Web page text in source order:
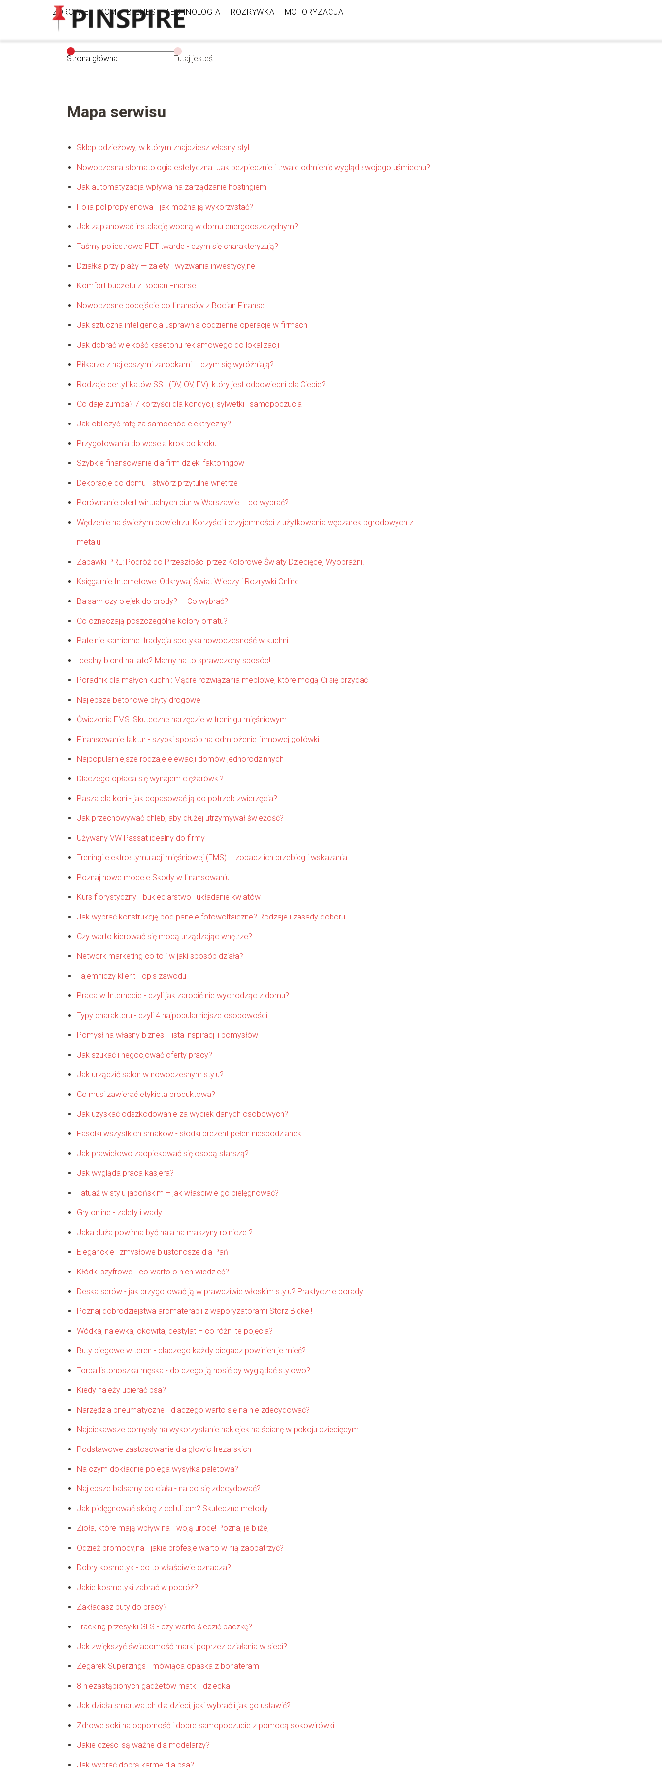
ZDROWIE DOM BIZNES TECHNOLOGIA ROZRYWKA MOTORYZACJA
Strona główna Tutaj jesteś
Mapa serwisu
Sklep odzieżowy, w którym znajdziesz własny styl
Nowoczesna stomatologia estetyczna. Jak bezpiecznie i trwale odmienić wygląd swojego uśmiechu?
Jak automatyzacja wpływa na zarządzanie hostingiem
Folia polipropylenowa - jak można ją wykorzystać?
Jak zaplanować instalację wodną w domu energooszczędnym?
Taśmy poliestrowe PET twarde - czym się charakteryzują?
Działka przy plaży — zalety i wyzwania inwestycyjne
Komfort budżetu z Bocian Finanse
Nowoczesne podejście do finansów z Bocian Finanse
Jak sztuczna inteligencja usprawnia codzienne operacje w firmach
Jak dobrać wielkość kasetonu reklamowego do lokalizacji
Piłkarze z najlepszymi zarobkami – czym się wyróżniają?
Rodzaje certyfikatów SSL (DV, OV, EV): który jest odpowiedni dla Ciebie?
Co daje zumba? 7 korzyści dla kondycji, sylwetki i samopoczucia
Jak obliczyć ratę za samochód elektryczny?
Przygotowania do wesela krok po kroku
Szybkie finansowanie dla firm dzięki faktoringowi
Dekoracje do domu - stwórz przytulne wnętrze
Porównanie ofert wirtualnych biur w Warszawie – co wybrać?
Wędzenie na świeżym powietrzu: Korzyści i przyjemności z użytkowania wędzarek ogrodowych z
metalu
Zabawki PRL: Podróż do Przeszłości przez Kolorowe Światy Dziecięcej Wyobraźni.
Księgarnie Internetowe: Odkrywaj Świat Wiedzy i Rozrywki Online
Balsam czy olejek do brody? — Co wybrać?
Co oznaczają poszczególne kolory ornatu?
Patelnie kamienne: tradycja spotyka nowoczesność w kuchni
Idealny blond na lato? Mamy na to sprawdzony sposób!
Poradnik dla małych kuchni: Mądre rozwiązania meblowe, które mogą Ci się przydać
Najlepsze betonowe płyty drogowe
Ćwiczenia EMS: Skuteczne narzędzie w treningu mięśniowym
Finansowanie faktur - szybki sposób na odmrożenie firmowej gotówki
Najpopularniejsze rodzaje elewacji domów jednorodzinnych
Dlaczego opłaca się wynajem ciężarówki?
Pasza dla koni - jak dopasować ją do potrzeb zwierzęcia?
Jak przechowywać chleb, aby dłużej utrzymywał świeżość?
Używany VW Passat idealny do firmy
Treningi elektrostymulacji mięśniowej (EMS) – zobacz ich przebieg i wskazania!
Poznaj nowe modele Skody w finansowaniu
Kurs florystyczny - bukieciarstwo i układanie kwiatów
Jak wybrać konstrukcję pod panele fotowoltaiczne? Rodzaje i zasady doboru
Czy warto kierować się modą urządzając wnętrze?
Network marketing co to i w jaki sposób działa?
Tajemniczy klient - opis zawodu
Praca w Internecie - czyli jak zarobić nie wychodząc z domu?
Typy charakteru - czyli 4 najpopularniejsze osobowości
Pomysł na własny biznes - lista inspiracji i pomysłów
Jak szukać i negocjować oferty pracy?
Jak urządzić salon w nowoczesnym stylu?
Co musi zawierać etykieta produktowa?
Jak uzyskać odszkodowanie za wyciek danych osobowych?
Fasolki wszystkich smaków - słodki prezent pełen niespodzianek
Jak prawidłowo zaopiekować się osobą starszą?
Jak wygląda praca kasjera?
Tatuaż w stylu japońskim – jak właściwie go pielęgnować?
Gry online - zalety i wady
Jaka duża powinna być hala na maszyny rolnicze ?
Eleganckie i zmysłowe biustonosze dla Pań
Kłódki szyfrowe - co warto o nich wiedzieć?
Deska serów - jak przygotować ją w prawdziwie włoskim stylu? Praktyczne porady!
Poznaj dobrodziejstwa aromaterapii z waporyzatorami Storz Bickel!
Wódka, nalewka, okowita, destylat – co różni te pojęcia?
Buty biegowe w teren - dlaczego każdy biegacz powinien je mieć?
Torba listonoszka męska - do czego ją nosić by wyglądać stylowo?
Kiedy należy ubierać psa?
Narzędzia pneumatyczne - dlaczego warto się na nie zdecydować?
Najciekawsze pomysły na wykorzystanie naklejek na ścianę w pokoju dziecięcym
Podstawowe zastosowanie dla głowic frezarskich
Na czym dokładnie polega wysyłka paletowa?
Najlepsze balsamy do ciała - na co się zdecydować?
Jak pielęgnować skórę z cellulitem? Skuteczne metody
Zioła, które mają wpływ na Twoją urodę! Poznaj je bliżej
Odzież promocyjna - jakie profesje warto w nią zaopatrzyć?
Dobry kosmetyk - co to właściwie oznacza?
Jakie kosmetyki zabrać w podróż?
Zakładasz buty do pracy?
Tracking przesyłki GLS - czy warto śledzić paczkę?
Jak zwiększyć świadomość marki poprzez działania w sieci?
Zegarek Superzings - mówiąca opaska z bohaterami
8 niezastąpionych gadżetów matki i dziecka
Jak działa smartwatch dla dzieci, jaki wybrać i jak go ustawić?
Zdrowe soki na odporność i dobre samopoczucie z pomocą sokowirówki
Jakie części są ważne dla modelarzy?
Jak wybrać dobrą karmę dla psa?